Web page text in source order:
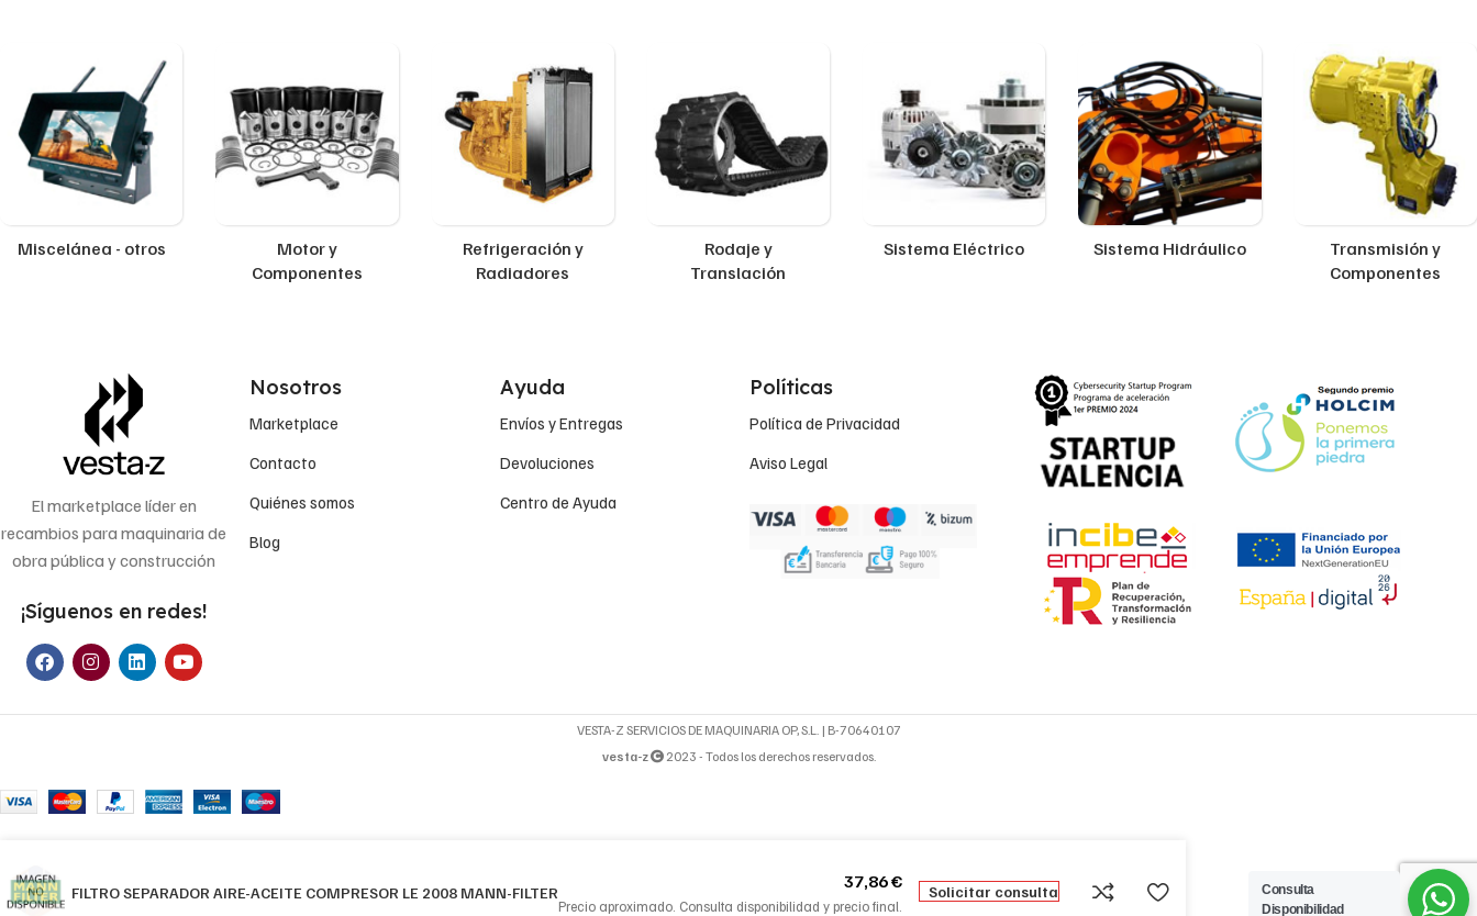
Miscelánea - otros
Motor y
Componentes
Refrigeración y
Radiadores
Rodaje y
Translación
Sistema Eléctrico Sistema Hidráulico
Transmisión y
Componentes
El marketplace líder en
recambios para maquinaria de
obra pública y construcción
¡Síguenos en redes!
Nosotros
Marketplace
Contacto
Quiénes somos
Blog
Ayuda
Envíos y Entregas
Devoluciones
Centro de Ayuda
Políticas
Política de Privacidad
Aviso Legal
VESTA-Z SERVICIOS DE MAQUINARIA OP, S.L. | B-70640107
vesta-z
2023 - Todos los derechos reservados.
FILTRO SEPARADOR AIRE-ACEITE COMPRESOR LE 2008 MANN-FILTER
37,86€
Precio aproximado. Consulta disponibilidad y precio final.
Solicitar consulta
Consulta
Disponibilidad